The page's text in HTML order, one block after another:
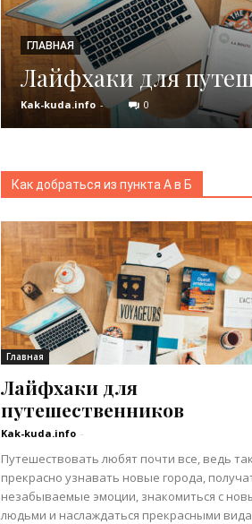
ГЛАВНАЯ
Лайфхаки для
Kak-kuda.info - 0
Как добраться из пункта А в Б
Главная
Лайфхаки для
путешественников
Kak-kuda.info -
Путешествовать любят почти все, ведь так
прекрасно узнавать новые города,
незабываемые эмоции, знакомиться с
людьми и наслаждаться прекрасными